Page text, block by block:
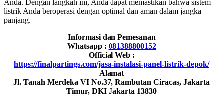
Anda. Dengan langkah ini, Anda dapat memastikan bahwa sistem
listrik Anda beroperasi dengan optimal dan aman dalam jangka
panjang.
Informasi dan Pemesanan
Whatsapp : 081388800152
Official Web :
https://finalpartings.com/jasa-instalasi-panel-listrik-depok/
Alamat
Jl. Tanah Merdeka VI No.37, Rambutan Ciracas, Jakarta
Timur, DKI Jakarta 13830